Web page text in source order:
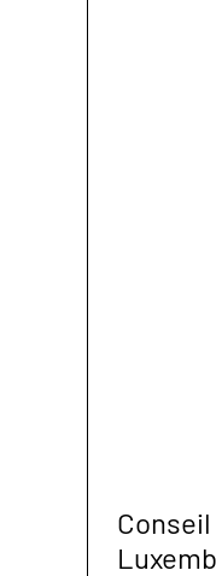
Conseil